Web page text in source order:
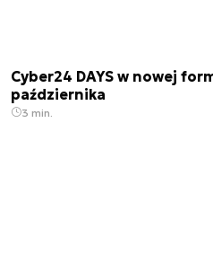
Cyber24 DAYS w nowej
października
3 min.